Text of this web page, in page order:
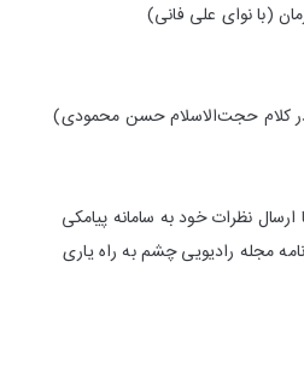
(با نوای علی فانی)
کلام حجت‌الاسلام حسن محمودی)
نظرات خود به سامانه پیامکی
برنامه مجله رادیویی چشم به راه یاری